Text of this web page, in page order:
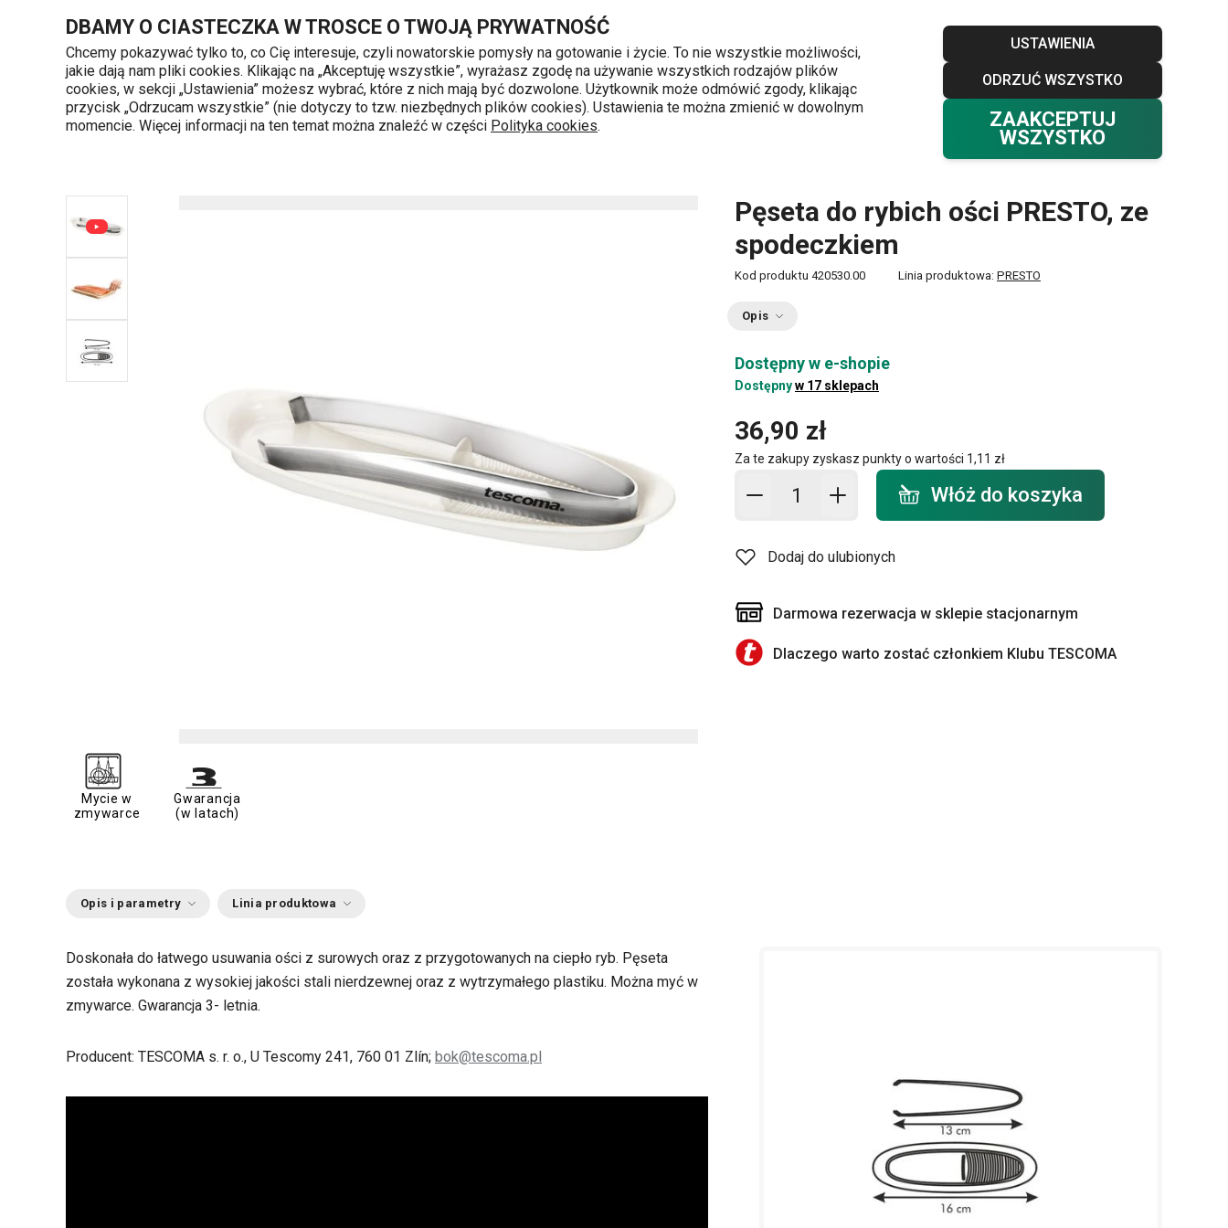
DBAMY O CIASTECZKA W TROSCE O TWOJĄ PRYWATNOŚĆ
Chcemy pokazywać tylko to, co Cię interesuje, czyli nowatorskie pomysły na gotowanie i życie. To nie wszystkie możliwości,
jakie dają nam pliki cookies. Klikając na „Akceptuję wszystkie”, wyrażasz zgodę na używanie wszystkich rodzajów plików
cookies, w sekcji „Ustawienia” możesz wybrać, które z nich mają być dozwolone. Użytkownik może odmówić zgody, klikając
przycisk „Odrzucam wszystkie” (nie dotyczy to tzw. niezbędnych plików cookies). Ustawienia te można zmienić w dowolnym
momencie. Więcej informacji na ten temat można znaleźć w części Polityka cookies.
USTAWIENIA
ODRZUĆ WSZYSTKO
ZAAKCEPTUJ
WSZYSTKO
Przejdź do głównej zawartości
Przejdź do wyszukiwania
Przejdź do nawigacji
Blog Klub TESCOMA Kontakt
Kategorie produktów 720 809 700
Poniedziałek - piątek od 8 do 16
Ulubione Zaloguj się
0 Twój koszyk
0,00 zł
Pęseta do rybich ości PRESTO, ze
spodeczkiem
Kod produktu 420530.00 Linia produktowa: PRESTO
Opis
Dostępny w e-shopie
Dostępnyw 17 sklepach
36,90 zł
Za te zakupy zyskasz punkty o wartości 1,11 zł
Dodaj do koszyka - ilość
Włóż do koszyka
Dodaj do ulubionych
Darmowa rezerwacja w sklepie stacjonarnym
Dlaczego warto zostać członkiem Klubu TESCOMA
Mycie w
zmywarce
Gwarancja
(w latach)
Opis i parametry Linia produktowa
Doskonała do łatwego usuwania ości z surowych oraz z przygotowanych na ciepło ryb. Pęseta
została wykonana z wysokiej jakości stali nierdzewnej oraz z wytrzymałego plastiku. Można myć w
zmywarce. Gwarancja 3- letnia.
Producent: TESCOMA s. r. o., U Tescomy 241, 760 01 Zlín; bok@tescoma.pl